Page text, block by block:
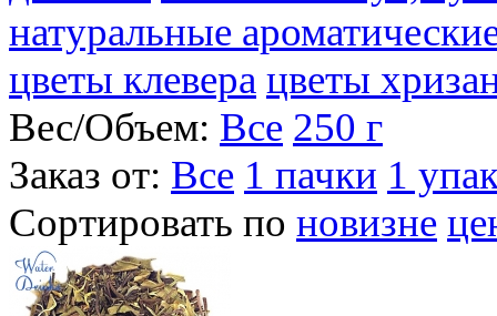
натуральные
цветы клевера цветы
Вес/Объем: Все 250 г
Заказ от: Все 1 пачки 1
Сортировать по новизне